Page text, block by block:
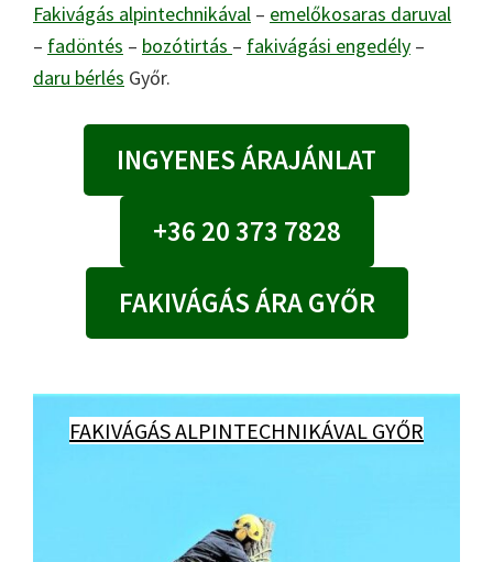
Fakivágás alpintechnikával – emelőkosaras daruval
– fadöntés – bozótirtás – fakivágási engedély –
daru bérlés Győr.
INGYENES ÁRAJÁNLAT
+36 20 373 7828
FAKIVÁGÁS ÁRA GYŐR
FAKIVÁGÁS ALPINTECHNIKÁVAL GYŐR